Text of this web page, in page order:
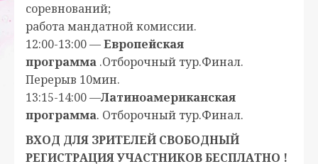
соревнований;
работа мандатной комиссии.
12:00-13:00 —Европейская
программа .Отборочный тур.Финал.
Перерыв 10мин.
13:15-14:00 —Латиноамериканская
программа. Отборочный тур.Финал.
ВХОД ДЛЯ ЗРИТЕЛЕЙ СВОБОДНЫЙ
РЕГИСТРАЦИЯ УЧАСТНИКОВ БЕСПЛАТНО !